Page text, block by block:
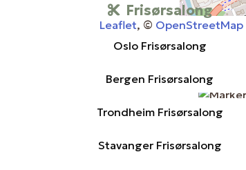
Leaflet, © OpenStreetMap
Frisørsalong
Oslo Frisørsalong
Bergen Frisørsalong
Trondheim Frisørsalong
Stavanger Frisørsalong